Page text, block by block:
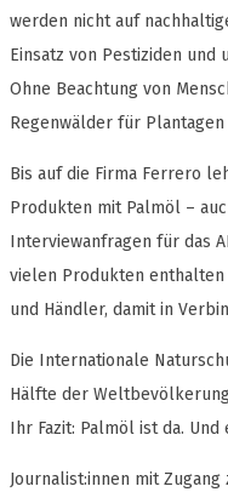
werden nicht auf
Einsatz von Pestiziden
Ohne Beachtung von
Regenwälder für
Bis auf die Firma Ferrero
Produkten mit Palmöl –
Interviewanfragen für das
vielen Produkten
und Händler, damit in
Die Internationale
Hälfte der
Ihr Fazit: Palmöl ist da.
Journalist:innen mit